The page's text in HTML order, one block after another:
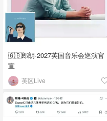
🇬🇧郎朗·2027英国音乐会巡演官
宣
英区Live